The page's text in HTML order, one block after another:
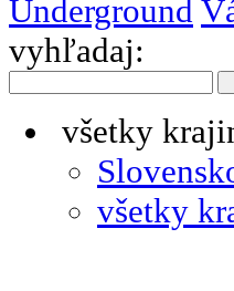
Underground
vyhľadaj:
všetky
všetky